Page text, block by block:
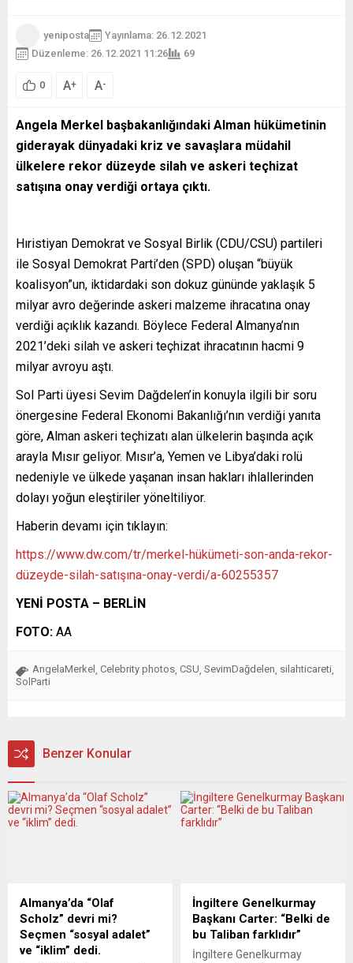
yeniposta
Yayınlama: 26.12.2021
Düzenleme: 26.12.2021 11:26
69
0 A+ A-
Angela Merkel başbakanlığındaki Alman hükümetinin
giderayak dünyadaki kriz ve savaşlara müdahil
ülkelere rekor düzeyde silah ve askeri teçhizat
satışına onay verdiği ortaya çıktı.
Hıristiyan Demokrat ve Sosyal Birlik (CDU/CSU) partileri
ile Sosyal Demokrat Parti’den (SPD) oluşan “büyük
koalisyon”un, iktidardaki son dokuz gününde yaklaşık 5
milyar avro değerinde askeri malzeme ihracatına onay
verdiği açıklık kazandı. Böylece Federal Almanya’nın
2021’deki silah ve askeri teçhizat ihracatının hacmi 9
milyar avroyu aştı.
Sol Parti üyesi Sevim Dağdelen’in konuyla ilgili bir soru
önergesine Federal Ekonomi Bakanlığı’nın verdiği yanıta
göre, Alman askeri teçhizatı alan ülkelerin başında açık
arayla Mısır geliyor. Mısır’a, Yemen ve Libya’daki rolü
nedeniyle ve ülkede yaşanan insan hakları ihlallerinden
dolayı yoğun eleştiriler yöneltiliyor.
Haberin devamı için tıklayın:
https://www.dw.com/tr/merkel-hükümeti-son-anda-rekor-
düzeyde-silah-satışına-onay-verdi/a-60255357
YENİ POSTA – BERLİN
FOTO: AA
AngelaMerkel Celebrity photos CSU SevimDağdelen silahticareti
SolParti
Benzer Konular
Almanya’da “Olaf
Scholz” devri mi?
Seçmen “sosyal adalet”
ve “iklim” dedi.
İngiltere Genelkurmay
Başkanı Carter: “Belki de
bu Taliban farklıdır”
İngiltere Genelkurmay